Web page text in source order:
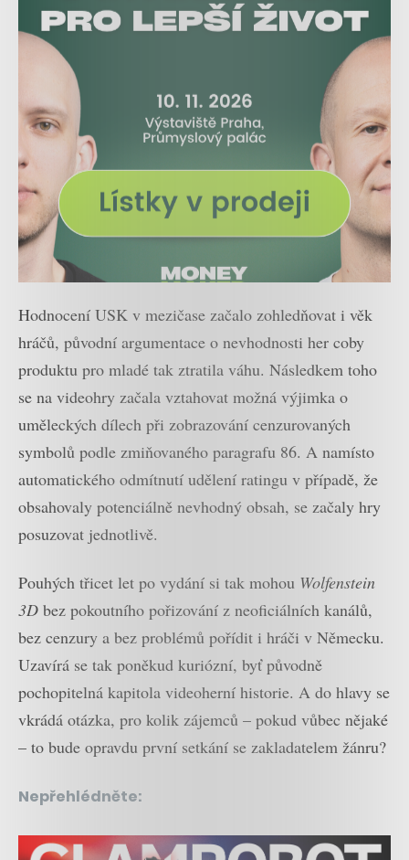
Hodnocení USK v mezičase začalo zohledňovat i věk
hráčů, původní argumentace o nevhodnosti her coby
produktu pro mladé tak ztratila váhu. Následkem toho
se na videohry začala vztahovat možná výjimka o
uměleckých dílech při zobrazování cenzurovaných
symbolů podle zmiňovaného paragrafu 86. A namísto
automatického odmítnutí udělení ratingu v případě, že
obsahovaly potenciálně nevhodný obsah, se začaly hry
posuzovat jednotlivě.
Pouhých třicet let po vydání si tak mohou Wolfenstein
3D bez pokoutního pořizování z neoficiálních kanálů,
bez cenzury a bez problémů pořídit i hráči v Německu.
Uzavírá se tak poněkud kuriózní, byť původně
pochopitelná kapitola videoherní historie. A do hlavy se
vkrádá otázka, pro kolik zájemců – pokud vůbec nějaké
– to bude opravdu první setkání se zakladatelem žánru?
Nepřehlédněte: